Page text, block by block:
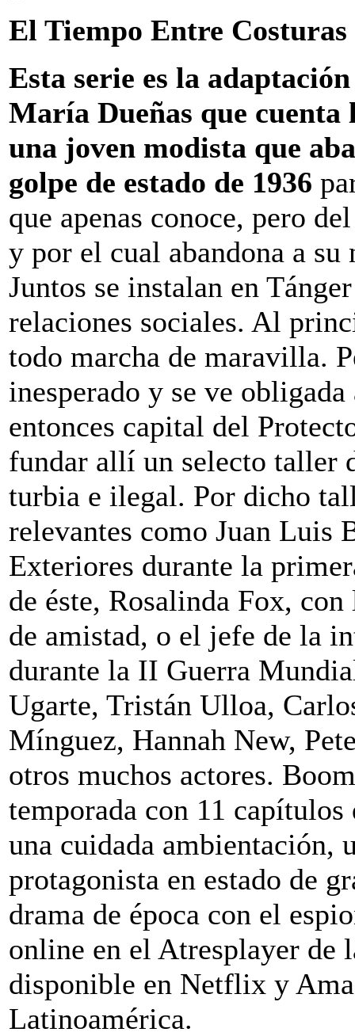
El Tiempo Entre Costuras
Esta serie es la
María Dueñas que
una joven modista que
golpe de estado de 1936
que apenas conoce, pero
y por el cual abandona a
Juntos se instalan en
relaciones sociales. Al
todo marcha de maravilla.
inesperado y se ve
entonces capital del
fundar allí un selecto taller
turbia e ilegal. Por dicho
relevantes como Juan Luis
Exteriores durante la
de éste, Rosalinda Fox,
de amistad, o el jefe de la
durante la II Guerra
Ugarte, Tristán Ulloa,
Mínguez, Hannah New,
otros muchos actores.
temporada con 11
una cuidada ambientación,
protagonista en estado de
drama de época con el
online en el Atresplayer de
disponible en Netflix y
Latinoamérica.